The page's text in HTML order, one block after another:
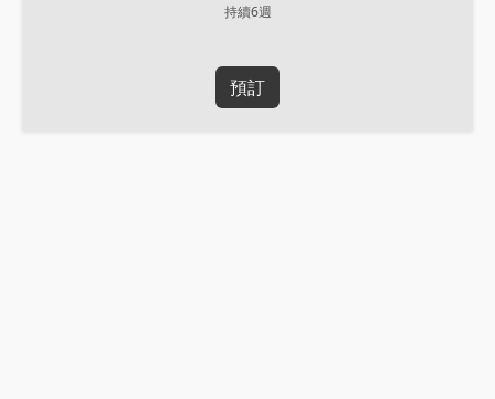
持續6週
預訂